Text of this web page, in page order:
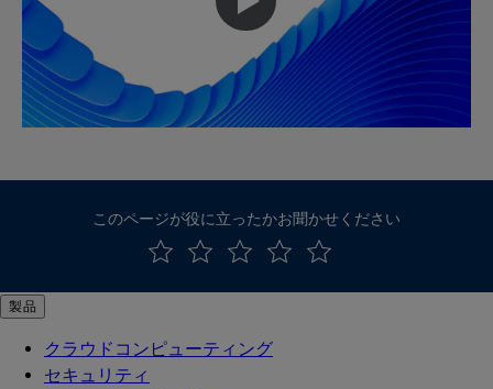
このページが役に立ったかお聞かせください
製品
クラウドコンピューティング
セキュリティ